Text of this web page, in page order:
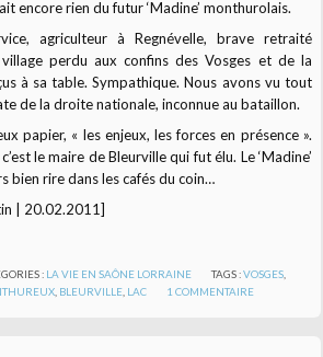
encore rien du futur ‘Madine’ monthurolais.
agriculteur à Regnévelle, brave retraité
perdu aux confins des Vosges et de la
à sa table. Sympathique. Nous avons vu tout
de la droite nationale, inconnue au bataillon.
papier, « les enjeux, les forces en présence ».
le maire de Bleurville qui fut élu. Le ‘Madine’
bien rire dans les cafés du coin…
| 20.02.2011]
: LA VIE EN SAÔNE LORRAINE TAGS :VOSGES
BLEURVILLE LAC 1 COMMENTAIRE